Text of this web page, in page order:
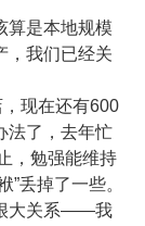
算是本地规模
，我们已经关
现在还有600
法了，去年忙
，勉强能维持
丢掉了一些。
大关系——我